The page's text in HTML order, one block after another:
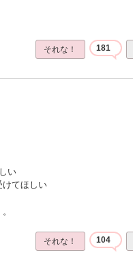
それな！ 181
い
けてほしい
それな！ 104